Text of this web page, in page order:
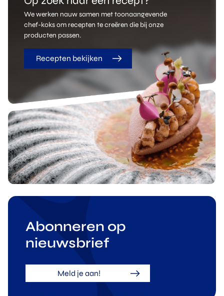
We werken nauw samen met toonaangevende
chef-koks om recepten te creëren die bij onze
producten passen.
Recepten bekijken
Abonneren op
nieuwsbrief
Meld je aan!